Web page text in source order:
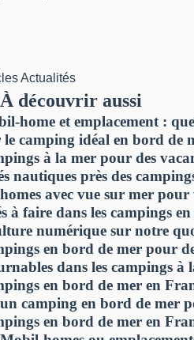
Actualités
découvrir aussi
home et emplacement :
camping idéal en bord de
à la mer pour des
nautiques près des
avec vue sur mer pour
à faire dans les campings
numérique sur notre
en bord de mer pour
dans les campings à
en bord de mer en
camping en bord de mer
en bord de mer en